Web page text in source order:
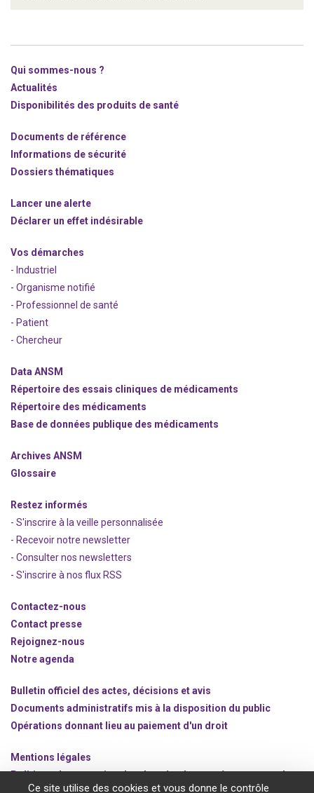
Qui sommes-nous ?
Actualités
Disponibilités des produits de santé
Documents de référence
Informations de sécurité
Dossiers thématiques
Lancer une alerte
Déclarer un effet indésirable
Vos démarches
- Industriel
- Organisme notifié
- Professionnel de santé
- Patient
- Chercheur
Data ANSM
Répertoire des essais cliniques de médicaments
Répertoire des médicaments
Base de données publique des médicaments
Archives ANSM
Glossaire
Restez informés
- S'inscrire à la veille personnalisée
- Recevoir notre newsletter
- Consulter nos newsletters
- S'inscrire à nos flux RSS
Contactez-nous
Contact presse
Rejoignez-nous
Notre agenda
Bulletin officiel des actes, décisions et avis
Documents administratifs mis à la disposition du public
Opérations donnant lieu au paiement d'un droit
Mentions légales
Politique de protection des données à caractère personnel
Ce site utilise des cookies et vous donne le contrôle